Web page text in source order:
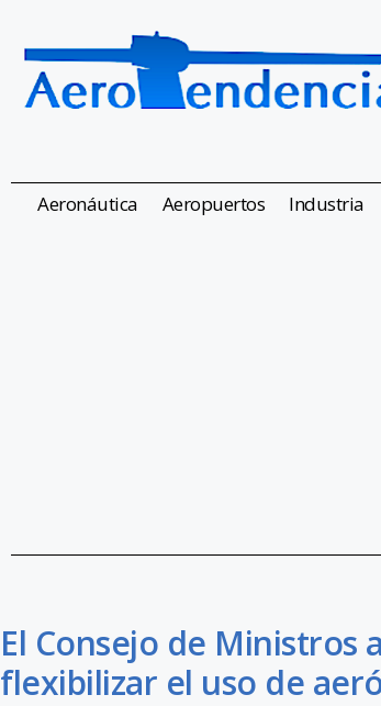
Aeronáutica Aeropuertos Industria
El Consejo de
flexibilizar el uso de